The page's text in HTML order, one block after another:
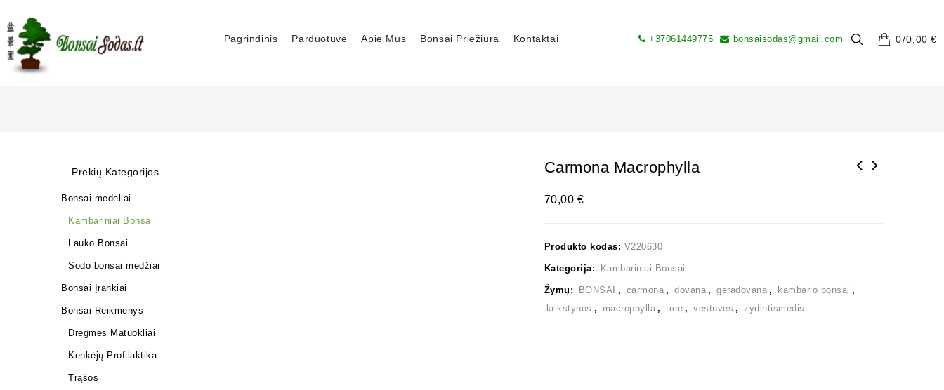
Pagrindinis Parduotuvė Apie Mus Bonsai Priežiūra Kontaktai 0 0,00€
+37061449775 bonsaisodas@gmail.com
Carmona Macrophylla
70,00€
Produkto kodas: V220630
Kategorija: Kambariniai Bonsai
Žymų: BONSAI , carmona , dovana , geradovana , kambario bonsai ,
krikstynos , macrophylla , tree , vestuves , zydintismedis
Prekių Kategorijos
Bonsai medeliai
Kambariniai Bonsai
Lauko Bonsai
Sodo bonsai medžiai
Bonsai Įrankiai
Bonsai Reikmenys
Drėgmės Matuokliai
Kenkėjų Profilaktika
Trąšos